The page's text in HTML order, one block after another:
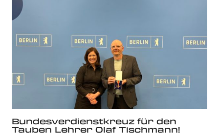
Bundesverdienstkreuz für den
Tauben Lehrer Olaf Tischmann!